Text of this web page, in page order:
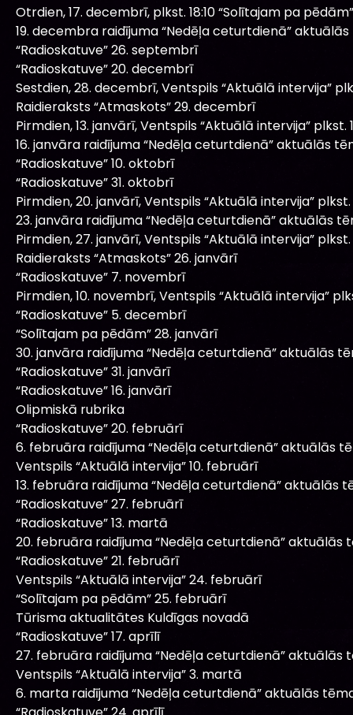
Otrdien, 17. decembrī, plkst. 18:10 “Solītajam pa
19. decembra raidījuma “Nedēļa ceturtdienā”
“Radioskatuve” 26. septembrī
“Radioskatuve” 20. decembrī
Sestdien, 28. decembrī, Ventspils “Aktuālā intervija”
Raidieraksts “Atmaskots” 29. decembrī
Pirmdien, 13. janvārī, Ventspils “Aktuālā intervija” plkst.
16. janvāra raidījuma “Nedēļa ceturtdienā” aktuālās
“Radioskatuve” 10. oktobrī
“Radioskatuve” 31. oktobrī
Pirmdien, 20. janvārī, Ventspils “Aktuālā intervija” plkst.
23. janvāra raidījuma “Nedēļa ceturtdienā” aktuālās
Pirmdien, 27. janvārī, Ventspils “Aktuālā intervija” plkst.
Raidieraksts “Atmaskots” 26. janvārī
“Radioskatuve” 7. novembrī
Pirmdien, 10. novembrī, Ventspils “Aktuālā intervija”
“Radioskatuve” 5. decembrī
“Solītajam pa pēdām” 28. janvārī
30. janvāra raidījuma “Nedēļa ceturtdienā” aktuālās
“Radioskatuve” 31. janvārī
“Radioskatuve” 16. janvārī
Olipmiskā rubrika
“Radioskatuve” 20. februārī
6. februāra raidījuma “Nedēļa ceturtdienā” aktuālās
Ventspils “Aktuālā intervija” 10. februārī
13. februāra raidījuma “Nedēļa ceturtdienā” aktuālās
“Radioskatuve” 27. februārī
“Radioskatuve” 13. martā
20. februāra raidījuma “Nedēļa ceturtdienā” aktuālās
“Radioskatuve” 21. februārī
Ventspils “Aktuālā intervija” 24. februārī
“Solītajam pa pēdām” 25. februārī
Tūrisma aktualitātes Kuldīgas novadā
“Radioskatuve” 17. aprīlī
27. februāra raidījuma “Nedēļa ceturtdienā” aktuālās
Ventspils “Aktuālā intervija” 3. martā
6. marta raidījuma “Nedēļa ceturtdienā” aktuālās